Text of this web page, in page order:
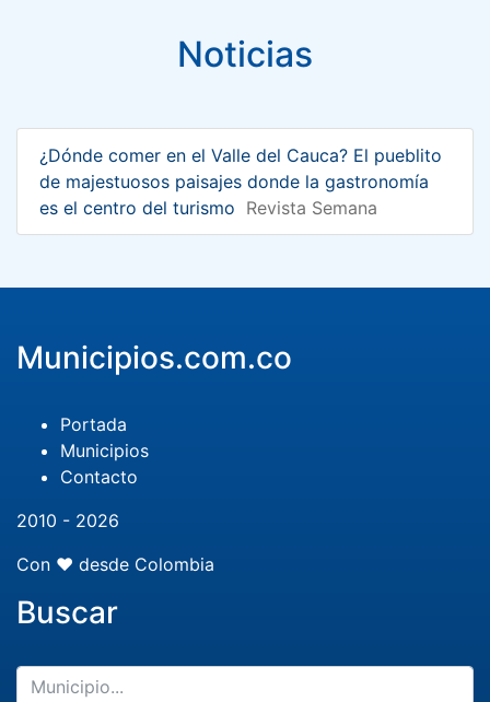
Noticias
¿Dónde comer en el Valle del Cauca? El pueblito
de majestuosos paisajes donde la gastronomía
es el centro del turismo Revista Semana
Municipios.com.co
Portada
Municipios
Contacto
2010 - 2026
Con ❤️ desde Colombia
Buscar